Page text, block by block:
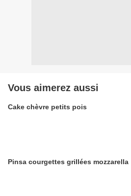
Vous aimerez aussi
Cake chèvre petits pois
Pinsa courgettes grillées mozzarella